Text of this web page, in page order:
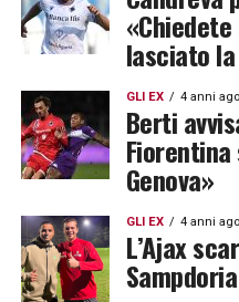
lasciato
GLI EX 4 anni ago
Berti
Genova»
GLI EX 4 anni ago
L’Ajax